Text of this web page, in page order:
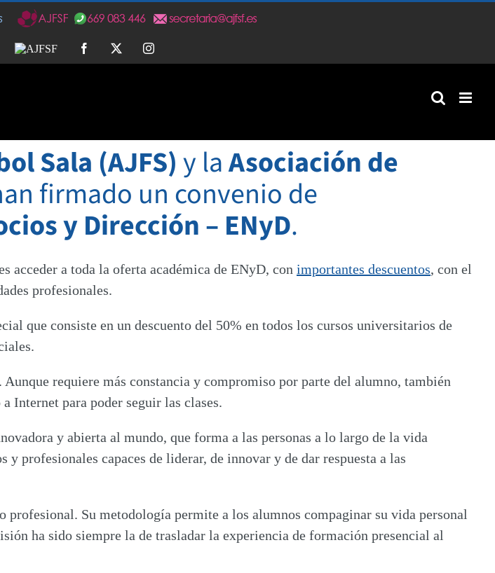
AJFSF FacebookTwitterInstagram
Sala (AJFS)y laAsociación de
firmado un convenio de
y Dirección – ENyD.
acceder a toda la oferta académica de ENyD, con importantes descuentos, con el
profesionales.
que consiste en un descuento del 50% en todos los cursos universitarios de
requiere más constancia y compromiso por parte del alumno, también
Internet para poder seguir las clases.
y abierta al mundo, que forma a las personas a lo largo de la vida
profesionales capaces de liderar, de innovar y de dar respuesta a las
profesional. Su metodología permite a los alumnos compaginar su vida personal
ha sido siempre la de trasladar la experiencia de formación presencial al